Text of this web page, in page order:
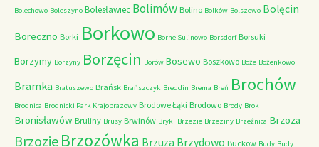
Bolechowo Boleszyno Bolesławiec Bolimów Bolino Bolków Bolszewo Bolęcin
Boreczno Borki Borkowo Borne Sulinowo Borsdorf Borsuki
Borzymy Borzyny Borzęcin Borów Bosewo Boszkowo Boże Bożenkowo
Bramka Bratuszewo Brańsk Brańszczyk Breddin Brema Breń Brochów
Brodnica Brodnicki Park Krajobrazowy Brodowe Łąki Brodowo Brody Brok
Bronisławów Bruliny Brusy Brwinów Bryki Brzezie Brzeziny Brzeźnica Brzoza
Brzozie Brzozówka Brzuza Brzydowo Buckow Budy Budy